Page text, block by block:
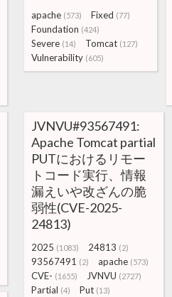
apache (573) Fixed (77)
Foundation (424)
Severe (14) Tomcat (127)
Vulnerability (605)
JVNVU#93567491:
Apache Tomcat partial
PUTにおけるリモー
トコード実行、情報
漏えいや改ざんの脆
弱性(CVE-2025-
24813)
2025 (1083) 24813 (2)
93567491 (2) apache (573)
CVE- (1655) JVNVU (2727)
Partial (4) Put (13)